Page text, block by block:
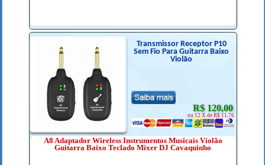
Transmissor Receptor P10
Sem Fio Para Guitarra Baixo
Violão
R$ 120,00
ou 12 X de R$ 11.76
A8 Adaptador Wireless Instrumentos Musicais Violão
Guitarra Baixo Teclado Mixer DJ Cavaquinho